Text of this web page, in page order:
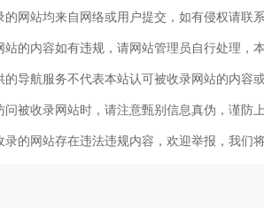
的网站均来自网络或用户提交，如有侵权请联系
站的内容如有违规，请网站管理员自行处理，
的导航服务不代表本站认可被收录网站的内容或
问被收录网站时，请注意甄别信息真伪，谨防上
录的网站存在违法违规内容，欢迎举报，我们将